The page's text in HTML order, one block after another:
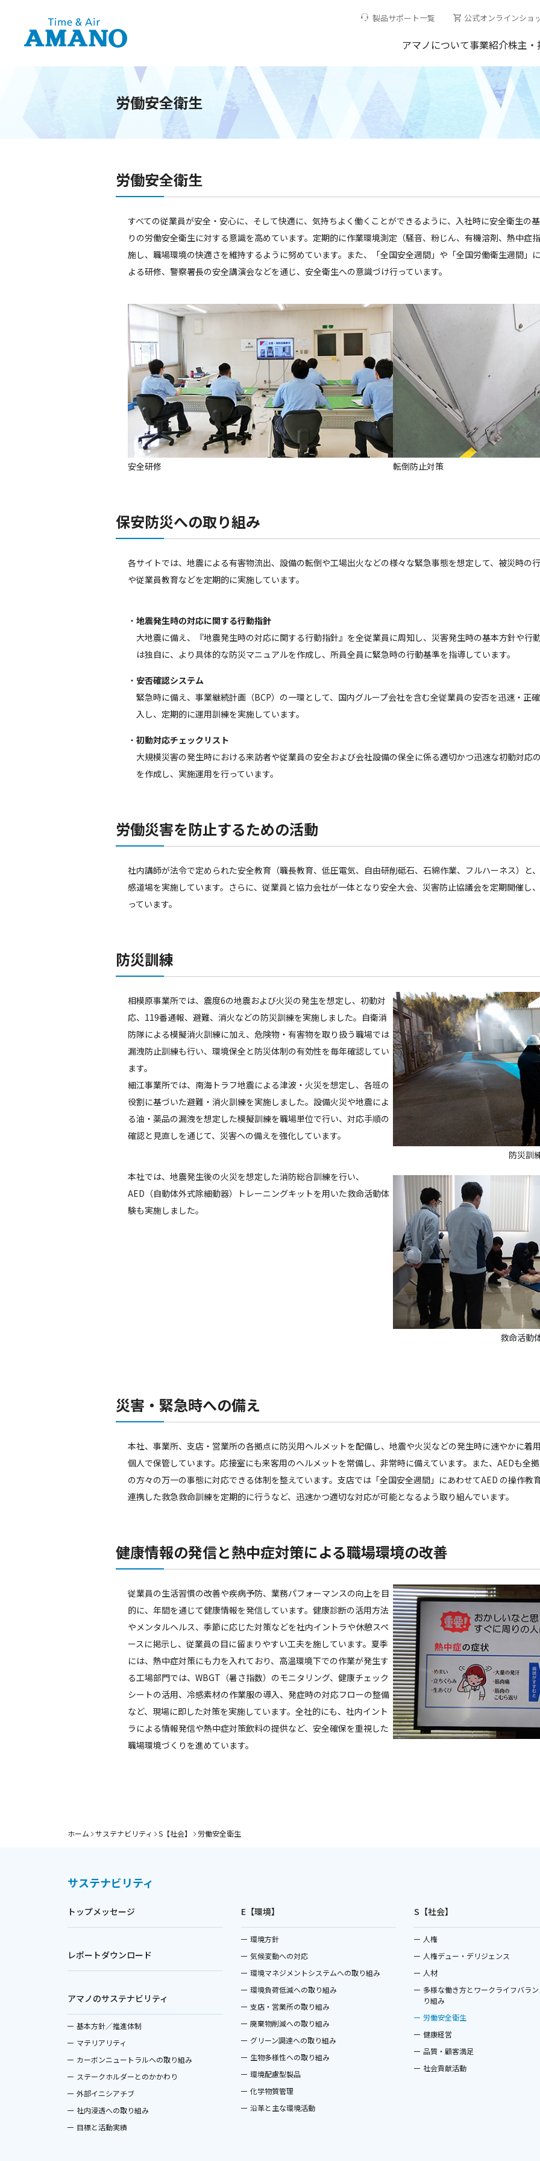
アマノについて事業紹介株主・
製品サポート一覧 公式オンラインショ
労働安全衛生
労働安全衛生
すべての従業員が安全・安心に、そして快適に、気持ちよく働くことができるように、入社時に安全衛生の
りの労働安全衛生に対する意識を高めています。定期的に作業環境測定（騒音、粉じん、有機溶剤、熱中症
施し、職場環境の快適さを維持するように努めています。また、「全国安全週間」や「全国労働衛生週間」
よる研修、警察署長の安全講演会などを通じ、安全衛生への意識づけ行っています。
安全研修 転倒防止対策
保安防災への取り組み
各サイトでは、地震による有害物流出、設備の転倒や工場出火などの様々な緊急事態を想定して、被災時の
や従業員教育などを定期的に実施しています。
地震発生時の対応に関する行動指針
大地震に備え、『地震発生時の対応に関する行動指針』を全従業員に周知し、災害発生時の基本方針や行
は独自に、より具体的な防災マニュアルを作成し、所員全員に緊急時の行動基準を指導しています。
安否確認システム
緊急時に備え、事業継続計画（BCP）の一環として、国内グループ会社を含む全従業員の安否を迅速・正
入し、定期的に運用訓練を実施しています。
初動対応チェックリスト
大規模災害の発生時における来訪者や従業員の安全および会社設備の保全に係る適切かつ迅速な初動対応
を作成し、実施運用を行っています。
労働災害を防止するための活動
社内講師が法令で定められた安全教育（職長教育、低圧電気、自由研削砥石、石綿作業、フルハーネス）と
感道場を実施しています。さらに、従業員と協力会社が一体となり安全大会、災害防止協議会を定期開催し
っています。
防災訓練
相模原事業所では、震度6の地震および火災の発生を想定し、初動対
応、119番通報、避難、消火などの防災訓練を実施しました。自衛消
防隊による模擬消火訓練に加え、危険物・有害物を取り扱う職場では
漏洩防止訓練も行い、環境保全と防災体制の有効性を毎年確認してい
ます。
細江事業所では、南海トラフ地震による津波・火災を想定し、各班の
役割に基づいた避難・消火訓練を実施しました。設備火災や地震によ
る油・薬品の漏洩を想定した模擬訓練を職場単位で行い、対応手順の
確認と見直しを通じて、災害への備えを強化しています。
本社では、地震発生後の火災を想定した消防総合訓練を行い、
AED（自動体外式除細動器）トレーニングキットを用いた救命活動体
験も実施しました。
防災訓
救命活動
災害・緊急時への備え
本社、事業所、支店・営業所の各拠点に防災用ヘルメットを配備し、地震や火災などの発生時に速やかに着
個人で保管しています。応接室にも来客用のヘルメットを常備し、非常時に備えています。また、AEDも全
の方々の万一の事態に対応できる体制を整えています。支店では「全国安全週間」にあわせてAED の操作教
連携した救急救命訓練を定期的に行うなど、迅速かつ適切な対応が可能となるよう取り組んでいます。
健康情報の発信と熱中症対策による職場環境の改善
従業員の生活習慣の改善や疾病予防、業務パフォーマンスの向上を目
的に、年間を通じて健康情報を発信しています。健康診断の活用方法
やメンタルヘルス、季節に応じた対策などを社内イントラや休憩スペ
ースに掲示し、従業員の目に留まりやすい工夫を施しています。夏季
には、熱中症対策にも力を入れており、高温環境下での作業が発生す
る工場部門では、WBGT（暑さ指数）のモニタリング、健康チェック
シートの活用、冷感素材の作業服の導入、発症時の対応フローの整備
など、現場に即した対策を実施しています。全社的にも、社内イント
ラによる情報発信や熱中症対策飲料の提供など、安全確保を重視した
職場環境づくりを進めています。
ホーム サステナビリティ S【社会】 労働安全衛生
サステナビリティ
トップメッセージ
レポートダウンロード
アマノのサステナビリティ
基本方針／推進体制
マテリアリティ
カーボンニュートラルへの取り組み
ステークホルダーとのかかわり
外部イニシアチブ
社内浸透への取り組み
目標と活動実績
E【環境】
環境方針
気候変動への対応
環境マネジメントシステムへの取り組み
環境負荷低減への取り組み
支店・営業所の取り組み
廃棄物削減への取り組み
グリーン調達への取り組み
生物多様性への取り組み
環境配慮型製品
化学物質管理
沿革と主な環境活動
S【社会】
人権
人権デュー・デリジェンス
人材
多様な働き方とワークライフバラ
り組み
労働安全衛生
健康経営
品質・顧客満足
社会貢献活動